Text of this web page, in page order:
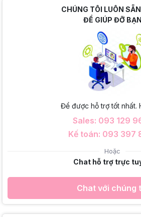
CHÚNG TÔI LUÔN
ĐỂ GIÚP ĐỠ BẠN
Để được hỗ trợ tốt nhất.
Sales: 093 129
Kế toán: 093 397
Hoặc
Chat hỗ trợ trực
Chat với chúng